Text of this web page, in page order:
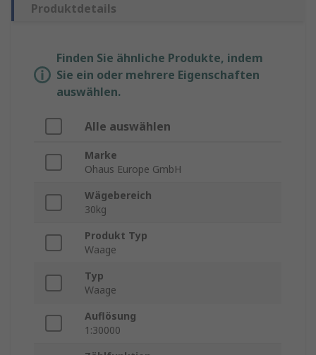
Produktdetails
Finden Sie ähnliche Produkte, indem
Sie ein oder mehrere Eigenschaften
auswählen.
Alle auswählen
Marke
Ohaus Europe GmbH
Wägebereich
30kg
Produkt Typ
Waage
Typ
Waage
Auflösung
1:30000